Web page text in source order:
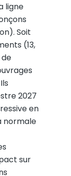
ligne
Soit
(13,
2027
en
normale
sur